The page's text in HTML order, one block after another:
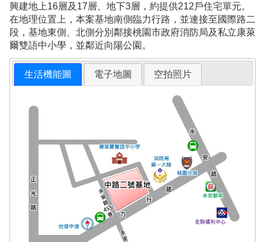
興建地上16層及17層、地下3層，約提供212戶住宅單元。
在地理位置上，本案基地南側臨力行路，並連接至國際路二
段，基地東側、北側分別鄰接桃園市政府消防局及私立康萊
爾雙語中小學，並鄰近向陽公園。
生活機能圖 電子地圖 空拍照片